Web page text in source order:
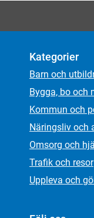
Kategorier
Barn och
Bygga, bo och
Kommun och
Näringsliv och
Omsorg och
Trafik och resor
Uppleva och